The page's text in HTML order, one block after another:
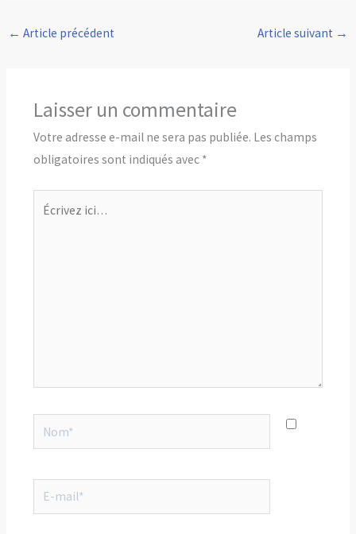
← Article précédent Article suivant →
Laisser un commentaire
Votre adresse e-mail ne sera pas publiée. Les champs
obligatoires sont indiqués avec *
Nom*
mail*